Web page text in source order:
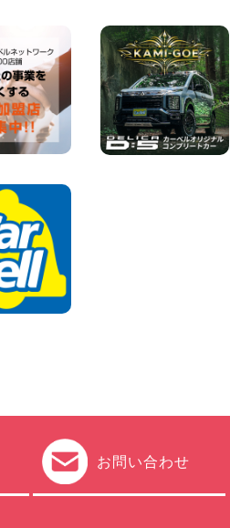
多数!!関東圏必見♪ 東京都 町
100円レンタカー 町田根岸
2026年08月06日
体調崩してませんか?? 兵庫県
加古川店
100円レンタカー 加古川
2026年08月06日
ハイエースワゴンGL!!クルー
る〜!! 福島県 福島笹木野店
※※超格安日額5,800円※※荷物
運びに最適の軽バンのレンタ
カー!! 出雲ドーム前店 島根県
出雲ドーム前店
100円レンタカー 出雲ドーム前
お問い合わせ